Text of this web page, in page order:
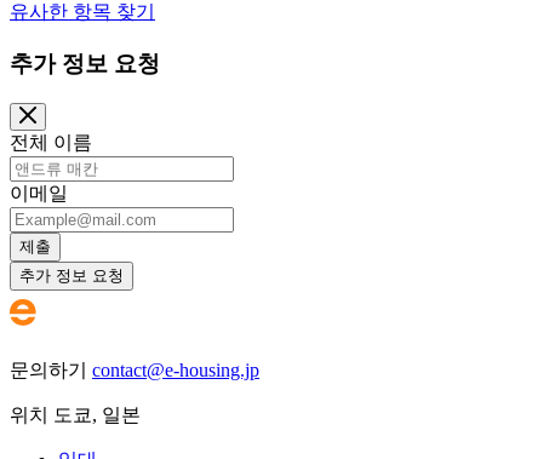
유사한 항목 찾기
추가 정보 요청
전체 이름
이메일
제출
추가 정보 요청
문의하기 contact@e-housing.jp
위치 도쿄, 일본